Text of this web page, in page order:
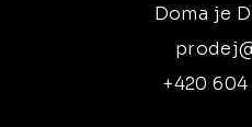
Doma je
+420